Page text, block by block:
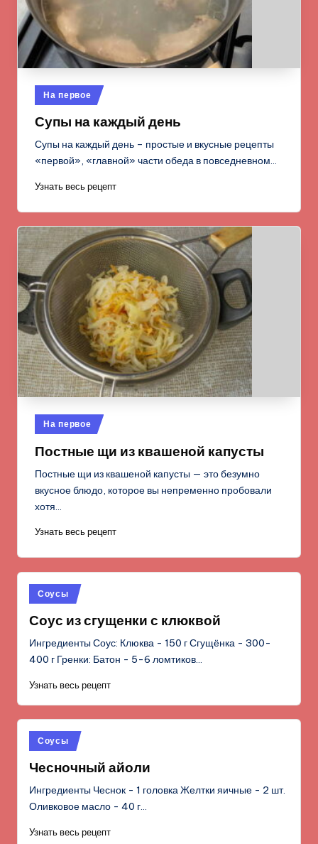
Опубликовано
в
На первое
Супы на каждый день
Супы на каждый день – простые и вкусные рецепты
«первой», «главной» части обеда в повседневном…
Узнать весь рецепт
Опубликовано
в
На первое
Постные щи из квашеной капусты
Постные щи из квашеной капусты — это безумно
вкусное блюдо, которое вы непременно пробовали
хотя…
Узнать весь рецепт
Опубликовано
в
Соусы
Соус из сгущенки с клюквой
Ингредиенты Соус: Клюква - 150 г Сгущёнка - 300-
400 г Гренки: Батон - 5-6 ломтиков…
Узнать весь рецепт
Опубликовано
в
Соусы
Чесночный айоли
Ингредиенты Чеснок - 1 головка Желтки яичные - 2 шт.
Оливковое масло - 40 г…
Узнать весь рецепт